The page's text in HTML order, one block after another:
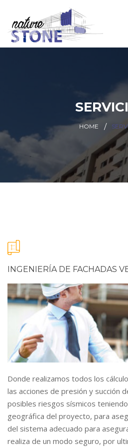
HOME
INGENIERÍA DE FACHADAS
Donde realizamos todos los
las acciones de presión y succión
posibles riesgos sísmicos
geográfica del proyecto, para
del sistema adecuado para
realiza de un modo seguro, por